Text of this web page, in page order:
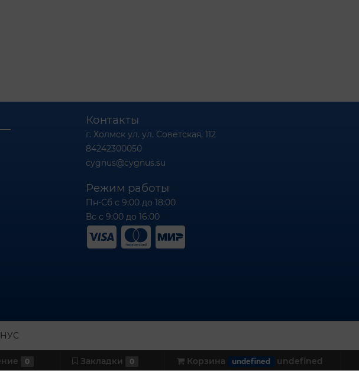
Контакты
г. Холмск ул. ул. Советская, 112
84242300050
cygnus@cygnus.su
Режим работы
Пн-Сб с 9:00 до 18:00
Вс с 9:00 до 16:00
0 Закладки 0 Корзина undefined undefined